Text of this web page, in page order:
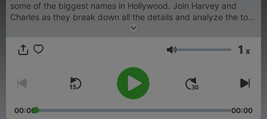
some of the biggest names in Hollywood. Join Harvey and
Charles as they break down all the details and analyze the top
stories in entertainment with the help of TMZ Staffers.
ระดับเสียง 1 x
00:00 00:00